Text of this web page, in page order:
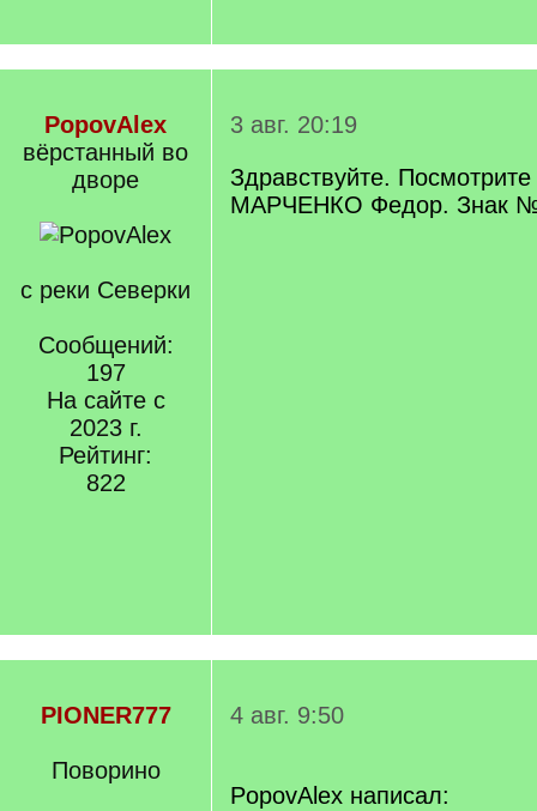
PopovAlex
вëрстанный во
дворе
с реки Северки
Сообщений:
197
На сайте с
2023 г.
Рейтинг:
822
3 авг. 20:19
Здравствуйте.
МАРЧЕНКО Федор. Знак
PIONER777
Поворино
4 авг. 9:50
PopovAlex написал: